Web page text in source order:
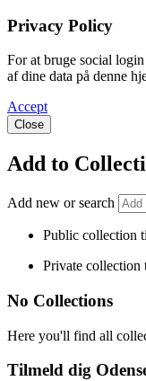
Privacy Policy
For at bruge social
af dine data på denne
Accept
Close
Add to
Add new or search
Public collection
Private collection
No Collections
Here you'll find all
Tilmeld dig